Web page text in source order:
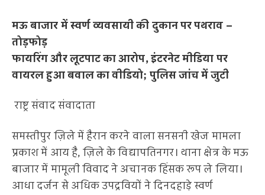
मऊ बाजार में स्वर्ण व्यवसायी की दुकान पर पथराव –
तोड़फोड़
फायरिंग और लूटपाट का आरोप, इंटरनेट मीडिया पर
वायरल हुआ बवाल का वीडियो; पुलिस जांच में जुटी
राष्ट्र संवाद संवादाता
समस्तीपुर ज़िले में हैरान करने वाला सनसनी खेज मामला
प्रकाश में आय है, ज़िले के विद्यापतिनगर। थाना क्षेत्र के मऊ
बाजार में मामूली विवाद ने अचानक हिंसक रूप ले लिया।
आधा दर्जन से अधिक उपद्रवियों ने दिनदहाड़े स्वर्ण